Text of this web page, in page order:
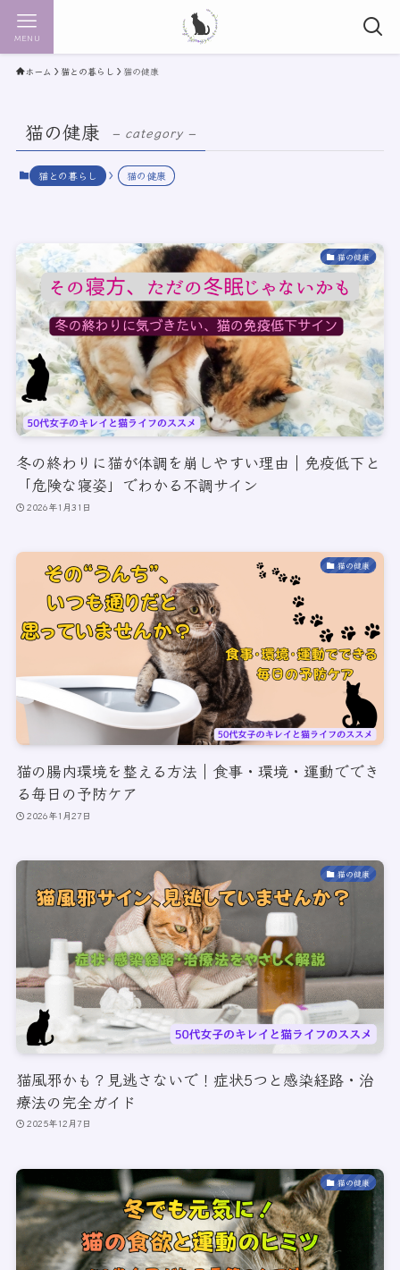
MENU
ホーム 猫との暮らし 猫の健康
猫の健康 – category –
猫との暮らし 猫の健康
猫の健康
冬の終わりに猫が体調を崩しやすい理由｜免疫低下と
「危険な寝姿」でわかる不調サイン
2026年1月31日
猫の健康
猫の腸内環境を整える方法｜食事・環境・運動ででき
る毎日の予防ケア
2026年1月27日
猫の健康
猫風邪かも？見逃さないで！症状5つと感染経路・治
療法の完全ガイド
2025年12月7日
猫の健康